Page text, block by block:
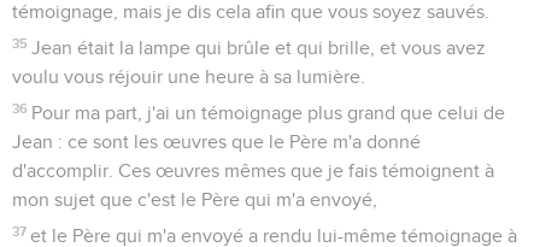
témoignage, mais je dis cela afin que vous soyez sauvés.
35 Jean était la lampe qui brûle et qui brille, et vous avez
voulu vous réjouir une heure à sa lumière.
36 Pour ma part, j'ai un témoignage plus grand que celui de
Jean : ce sont les œuvres que le Père m'a donné
d'accomplir. Ces œuvres mêmes que je fais témoignent à
mon sujet que c'est le Père qui m'a envoyé,
37 et le Père qui m'a envoyé a rendu lui-même témoignage à